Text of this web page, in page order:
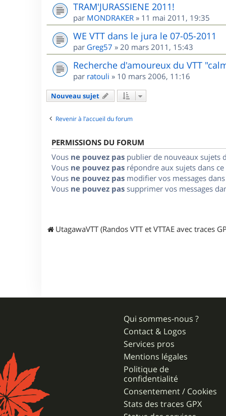
TRAM'JURASSIENE 2011!
par MONDRAKER » 11 mai 2011, 19:35
WE VTT dans le jura le 07-05-2011
par Greg57 » 20 mars 2011, 15:43
Recherche d'amoureux du VTT
par ratouli » 10 mars 2006, 11:16
Nouveau sujet
Revenir à l’accueil du forum
PERMISSIONS DU FORUM
Vous ne pouvez pas publier de nouveaux sujets
Vous ne pouvez pas répondre aux sujets dans
Vous ne pouvez pas modifier vos messages
Vous ne pouvez pas supprimer vos messages
UtagawaVTT (Randos VTT et VTTAE avec traces
Qui sommes-nous ?
Contact & Logos
Services pros
Mentions légales
Politique de
confidentialité
Consentement / Cookies
Stats des traces GPX